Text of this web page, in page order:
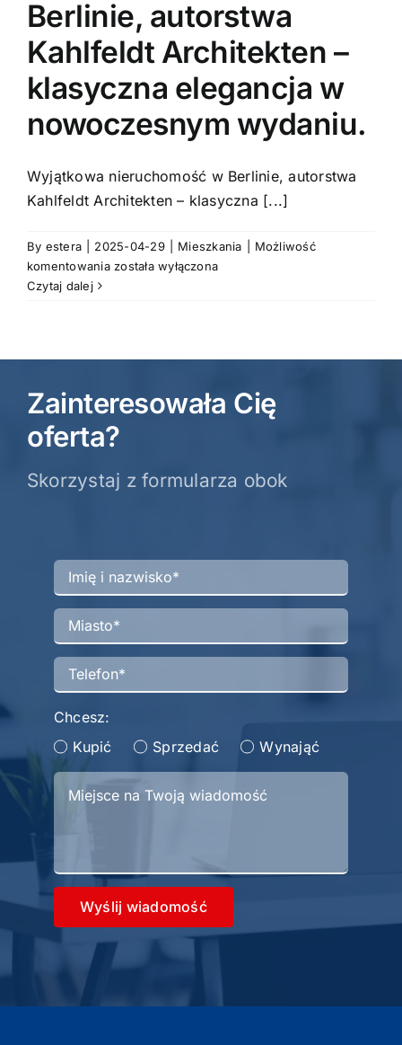
Berlinie, autorstwa
Kahlfeldt Architekten –
klasyczna elegancja w
nowoczesnym wydaniu.
Wyjątkowa nieruchomość w Berlinie, autorstwa
Kahlfeldt Architekten – klasyczna [...]
By estera 2025-04-29 Mieszkania
Możliwość
komentowania Wyjątkowa
Kahlfeldt
–
klasyczna
elegancja
nowoczesnym
została wyłączona
Czytaj dalej
Zainteresowała Cię
oferta?
Skorzystaj z formularza obok
Chcesz:
Kupić
Sprzedać Wynająć
Wyślij wiadomość